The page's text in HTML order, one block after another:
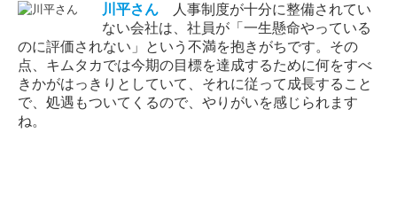
川平さん人事制度が十分に整備されてい
ない会社は、社員が「一生懸命やっている
のに評価されない」という不満を抱きがちです。その
点、キムタカでは今期の目標を達成するために何をすべ
きかがはっきりとしていて、それに従って成長すること
で、処遇もついてくるので、やりがいを感じられます
ね。